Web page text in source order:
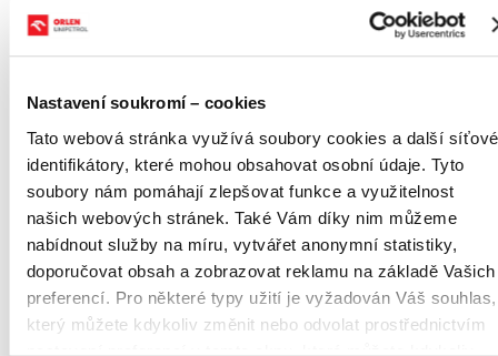
Nastavení soukromí – cookies
Tato webová stránka využívá soubory cookies a další síťové
identifikátory, které mohou obsahovat osobní údaje. Tyto
soubory nám pomáhají zlepšovat funkce a využitelnost
našich webových stránek. Také Vám díky nim můžeme
nabídnout služby na míru, vytvářet anonymní statistiky,
doporučovat obsah a zobrazovat reklamu na základě Vašich
preferencí. Pro některé typy užití je vyžadován Váš souhlas,
který můžete kdykoliv změnit nebo odvolat prostřednictvím
skupiny ORLEN Unipetrol. Po zvolení příslušné
stránku společnosti, která má ve své nabídce Vámi
hledaný výrobek nebo službu. Na každé cílové
www stránce prezentujeme aktuální a podrobný
popis nabídky včetně nezbytných kontaktních údajů
na odborníky, kteří Vám poskytnou vyčerpávající
informace. Přehledy produktů a služeb jsou
prezentovány v národních jazycích, a v rámci
některých položek také v angličtině.